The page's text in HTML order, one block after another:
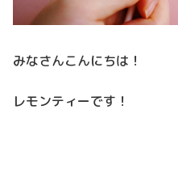
みなさんこんにちは！
レモンティーです！